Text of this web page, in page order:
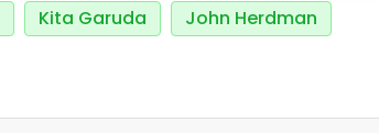
Kita Garuda
John Herdman